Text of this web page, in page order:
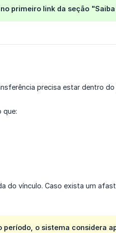
primeiro link da seção
precisa estar dentro
que:
do vínculo. Caso exista um
o sistema considera